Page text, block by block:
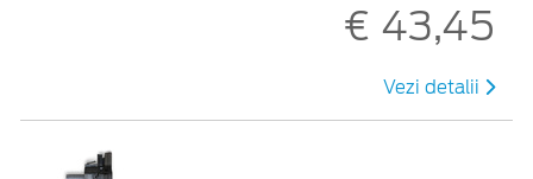
€ 43,45
Vezi detalii